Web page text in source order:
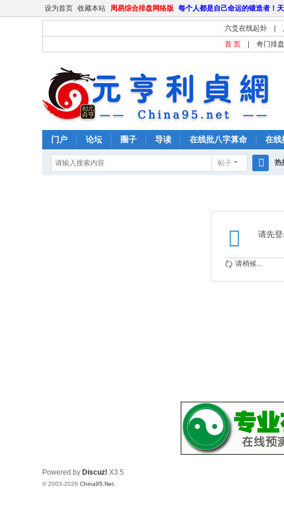
设为首页 收藏本站 周易综合排盘网络版 每个人都是自己命运的锻造者！
六爻在线起卦
首 页
奇门排盘
门户 论坛 圈子 导读 在线批八字算命 在线
帖子 热
请先
请稍候...
Powered by Discuz! X3.5
© 2003-2026 China95.Net